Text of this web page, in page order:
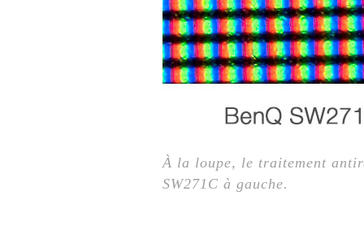
À la loupe, le traitement
SW271C à gauche.